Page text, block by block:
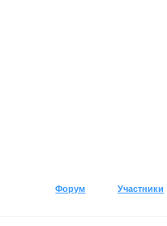
Форум Участники